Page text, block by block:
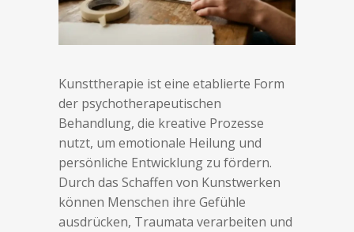
Kunsttherapie ist eine etablierte Form
der psychotherapeutischen
Behandlung, die kreative Prozesse
nutzt, um emotionale Heilung und
persönliche Entwicklung zu fördern.
Durch das Schaffen von Kunstwerken
können Menschen ihre Gefühle
ausdrücken, Traumata verarbeiten und